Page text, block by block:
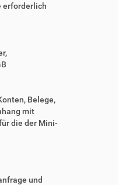
erforderlich
Belege,
mit
die der Mini-
und